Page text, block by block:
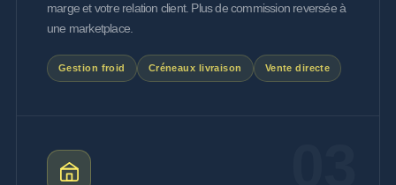
marge et votre relation client. Plus de commission reversée à
une marketplace.
Gestion froid Créneaux livraison Vente directe